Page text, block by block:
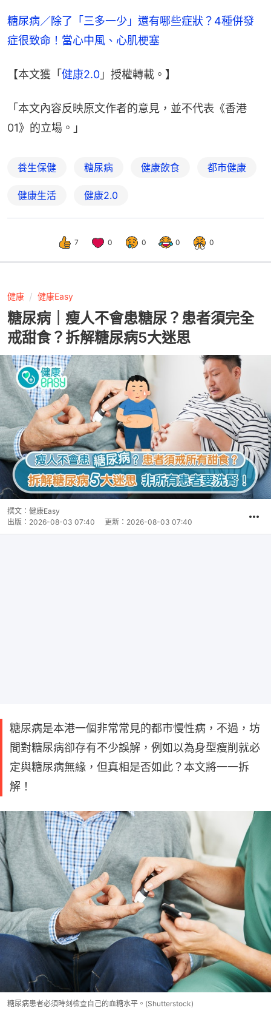
糖尿病／除了「三多一少」還有哪些症狀？4種併發
症很致命！當心中風、心肌梗塞
【本文獲「健康2.0 」授權轉載。】
「本文內容反映原文作者的意見，並不代表《香港
01》的立場。」
養生保健 糖尿病 健康飲食 都市健康
健康生活 健康2.0
7 0 0 0 0
健康 健康Easy
糖尿病｜瘦人不會患糖尿？患者須完全
戒甜食？拆解糖尿病5大迷思
撰文： 健康Easy
出版： 2026-08-03 07:40 更新： 2026-08-03 07:40
糖尿病是本港一個非常常見的都市慢性病，不過，坊
間對糖尿病卻存有不少誤解，例如以為身型瘦削就必
定與糖尿病無緣，但真相是否如此？本文將一一拆
解！
糖尿病患者必須時刻檢查自己的血糖水平。(Shutterstock)